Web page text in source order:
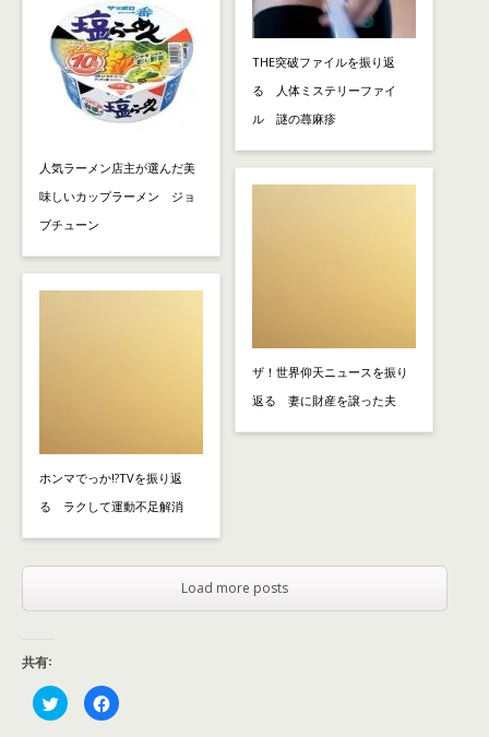
人気ラーメン店主が選んだ美
味しいカップラーメン ジョ
ブチューン
ホンマでっか!?TVを振り返
る ラクして運動不足解消
THE突破ファイルを振り返
る 人体ミステリーファイ
ル 謎の蕁麻疹
ザ！世界仰天ニュースを振り
返る 妻に財産を譲った夫
Load more posts
共有:
ク
リ
F
a